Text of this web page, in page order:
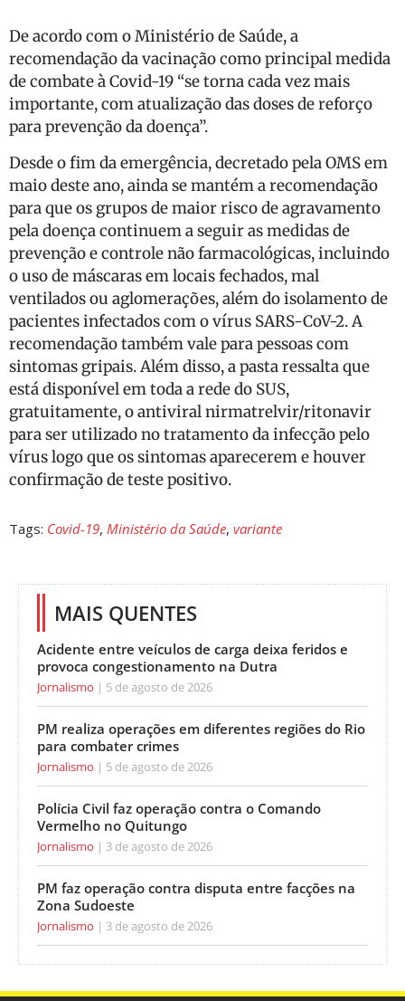
De acordo com o Ministério de Saúde, a
recomendação da vacinação como principal medida
de combate à Covid-19 “se torna cada vez mais
importante, com atualização das doses de reforço
para prevenção da doença”.
Desde o fim da emergência, decretado pela OMS em
maio deste ano, ainda se mantém a recomendação
para que os grupos de maior risco de agravamento
pela doença continuem a seguir as medidas de
prevenção e controle não farmacológicas, incluindo
o uso de máscaras em locais fechados, mal
ventilados ou aglomerações, além do isolamento de
pacientes infectados com o vírus SARS-CoV-2. A
recomendação também vale para pessoas com
sintomas gripais. Além disso, a pasta ressalta que
está disponível em toda a rede do SUS,
gratuitamente, o antiviral nirmatrelvir/ritonavir
para ser utilizado no tratamento da infecção pelo
vírus logo que os sintomas aparecerem e houver
confirmação de teste positivo.
Tags: Covid-19, Ministério da Saúde, variante
MAIS QUENTES
Acidente entre veículos de carga deixa feridos e
provoca congestionamento na Dutra
Jornalismo 5 de agosto de 2026
PM realiza operações em diferentes regiões do Rio
para combater crimes
Jornalismo 5 de agosto de 2026
Polícia Civil faz operação contra o Comando
Vermelho no Quitungo
Jornalismo 3 de agosto de 2026
PM faz operação contra disputa entre facções na
Zona Sudoeste
Jornalismo 3 de agosto de 2026